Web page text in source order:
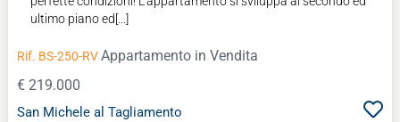
ultimo piano ed[...]
Rif. BS-250-RVAppartamento in Vendita
€ 219.000
San Michele al Tagliamento